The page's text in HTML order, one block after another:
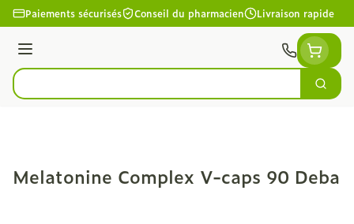
Aller au contenu
Paiements sécurisés Conseil du pharmacien Livraison rapide
Menu
Rechercher
Melatonine Complex V-caps 90 Deba